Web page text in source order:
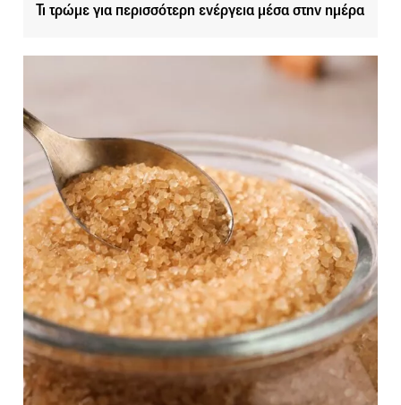
Τι τρώμε για περισσότερη ενέργεια μέσα στην ημέρα